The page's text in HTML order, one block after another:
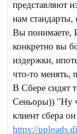
представляют
нам стандарты,
Вы понимаете,
конкретно вы
издержки,
что-то менять,
В Сбере сидят
Сеньоры)) "Ну
клиент сбера
https://